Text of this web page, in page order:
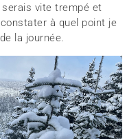
serais vite trempé et
à quel point je
la journée.